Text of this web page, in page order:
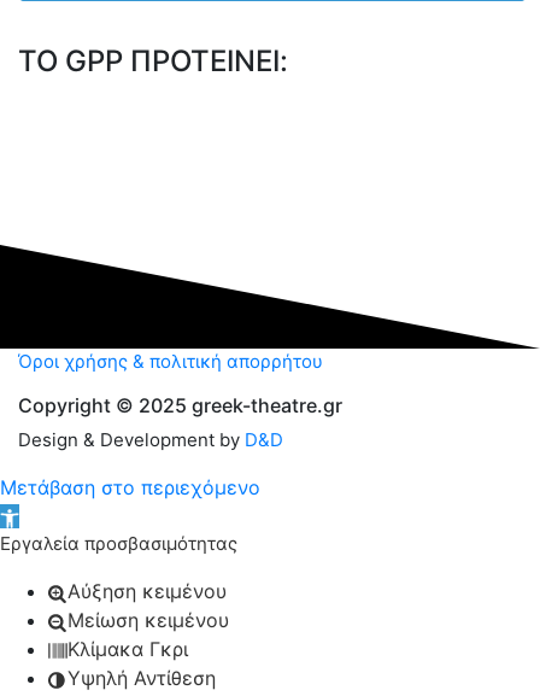
TO GPP ΠΡΟΤΕΙΝΕΙ:
Όροι χρήσης & πολιτική απορρήτου
Copyright © 2025 greek-theatre.gr
Design & Development by D&D
Μετάβαση στο περιεχόμενο
Ανοίξτε τη γραμμή εργαλείων
Εργαλεία προσβασιμότητας
Αύξηση κειμένου
Μείωση κειμένου
Κλίμακα Γκρι
Υψηλή Αντίθεση